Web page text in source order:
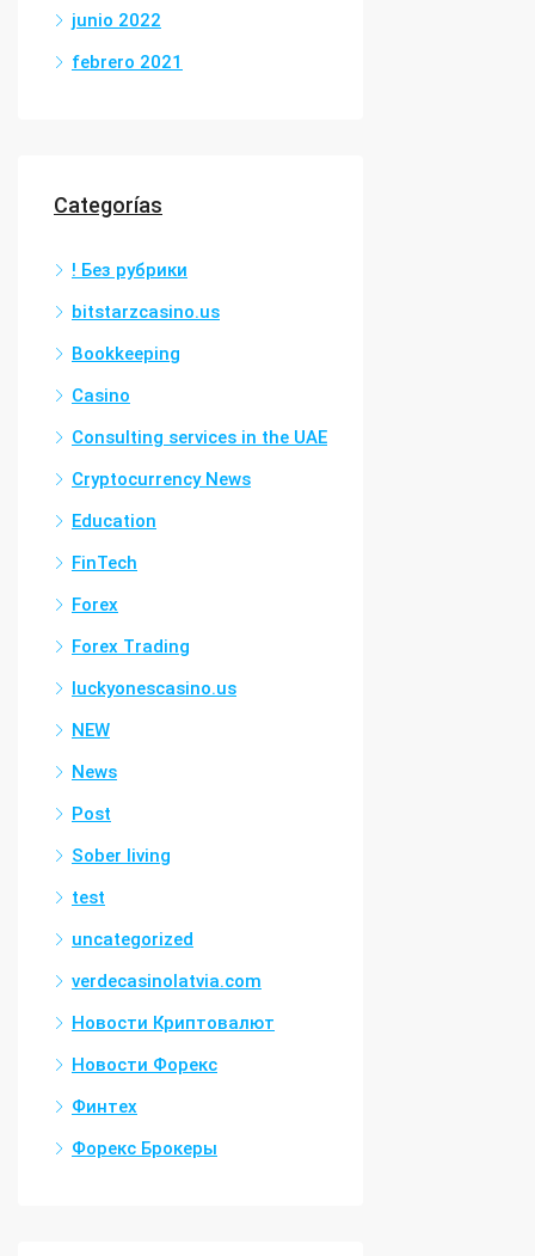
junio 2022
febrero 2021
Categorías
! Без рубрики
bitstarzcasino.us
Bookkeeping
Casino
Consulting services in the UAE
Cryptocurrency News
Education
FinTech
Forex
Forex Trading
luckyonescasino.us
NEW
News
Post
Sober living
test
uncategorized
verdecasinolatvia.com
Новости Криптовалют
Новости Форекс
Финтех
Форекс Брокеры